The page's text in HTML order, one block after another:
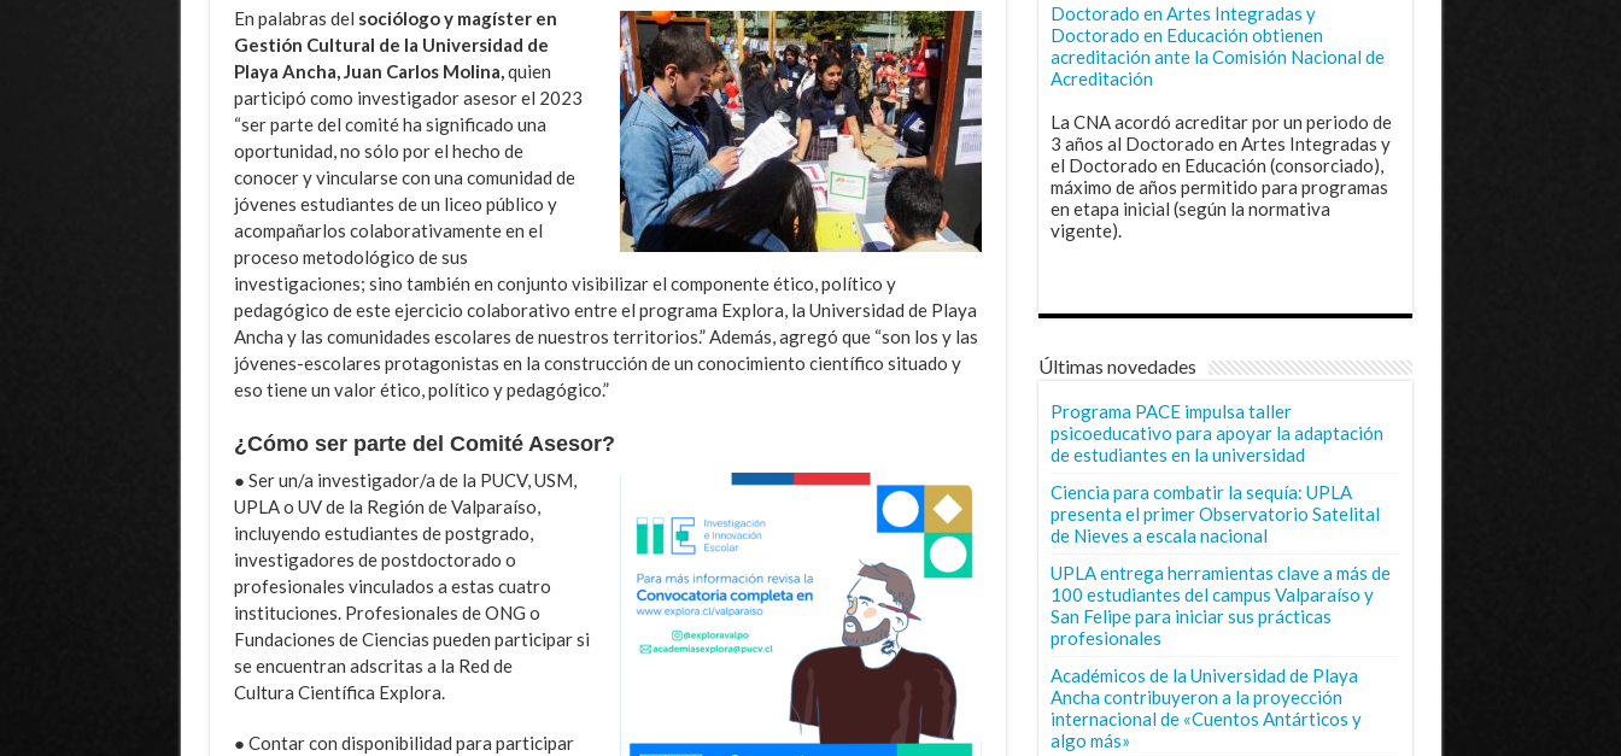
En palabras del sociólogo y magíster en
Gestión Cultural de la Universidad de
Playa Ancha, Juan Carlos Molina, quien
participó como investigador asesor el 2023
“ser parte del comité ha significado una
oportunidad, no sólo por el hecho de
conocer y vincularse con una comunidad de
jóvenes estudiantes de un liceo público y
acompañarlos colaborativamente en el
proceso metodológico de sus
investigaciones; sino también en conjunto visibilizar el componente ético, político y
pedagógico de este ejercicio colaborativo entre el programa Explora, la Universidad de Playa
Ancha y las comunidades escolares de nuestros territorios.” Además, agregó que “son los y las
jóvenes-escolares protagonistas en la construcción de un conocimiento científico situado y
eso tiene un valor ético, político y pedagógico.”
¿Cómo ser parte del Comité Asesor?
● Ser un/a investigador/a de la PUCV, USM,
UPLA o UV de la Región de Valparaíso,
incluyendo estudiantes de postgrado,
investigadores de postdoctorado o
profesionales vinculados a estas cuatro
instituciones. Profesionales de ONG o
Fundaciones de Ciencias pueden participar si
se encuentran adscritas a la Red de
Cultura Científica Explora.
● Contar con disponibilidad para participar
Doctorado en Artes Integradas y
Doctorado en Educación obtienen
acreditación ante la Comisión Nacional de
Acreditación
La CNA acordó acreditar por un periodo de
3 años al Doctorado en Artes Integradas y
el Doctorado en Educación (consorciado),
máximo de años permitido para programas
en etapa inicial (según la normativa
vigente).
Últimas novedades
Programa PACE impulsa taller
psicoeducativo para apoyar la adaptación
de estudiantes en la universidad
Ciencia para combatir la sequía: UPLA
presenta el primer Observatorio Satelital
de Nieves a escala nacional
UPLA entrega herramientas clave a más de
100 estudiantes del campus Valparaíso y
San Felipe para iniciar sus prácticas
profesionales
Académicos de la Universidad de Playa
Ancha contribuyeron a la proyección
internacional de «Cuentos Antárticos y
algo más»